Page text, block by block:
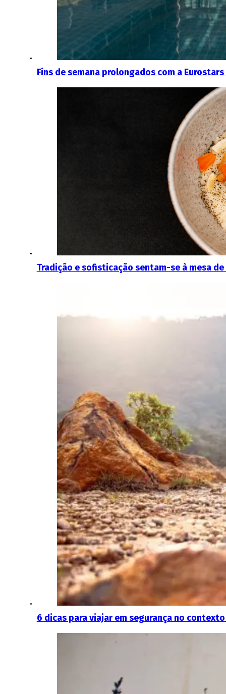
Fins de semana prolongados com a
Tradição e sofisticação sentam-se à mesa
6 dicas para viajar em segurança no